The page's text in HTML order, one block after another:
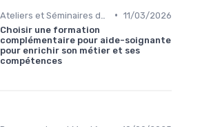
• 11/03/2026
Choisir une formation
complémentaire pour aide-soignante
pour enrichir son métier et ses
compétences